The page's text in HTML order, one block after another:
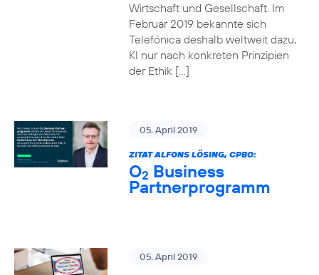
Wirtschaft und Gesellschaft. Im
Februar 2019 bekannte sich
Telefónica deshalb weltweit dazu,
KI nur nach konkreten Prinzipien
der Ethik […]
05. April 2019
ZITAT ALFONS LÖSING, CPBO:
O2 Business
Partnerprogramm
05. April 2019